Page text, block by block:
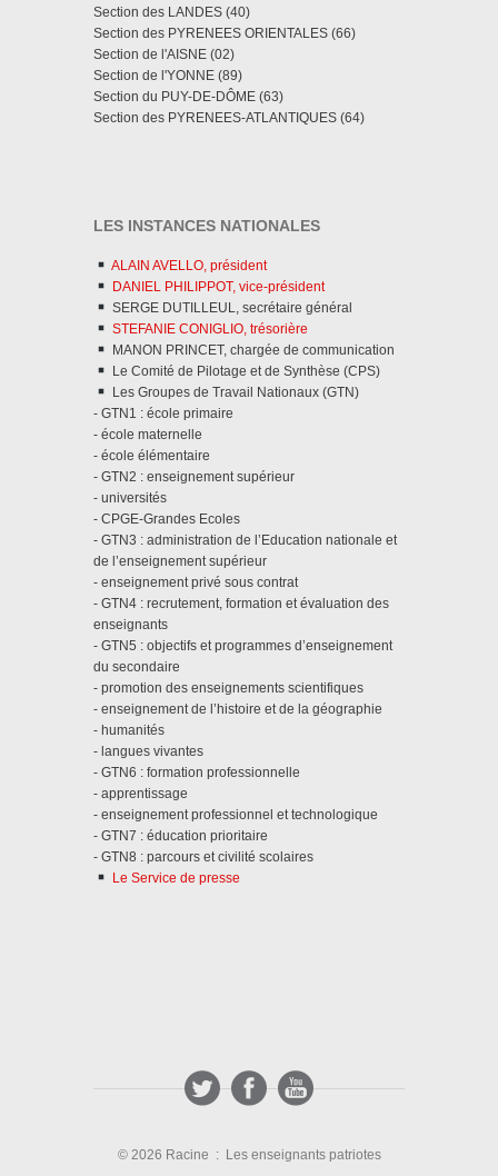
Section des LANDES (40)
Section des PYRENEES ORIENTALES (66)
Section de l'AISNE (02)
Section de l'YONNE (89)
Section du PUY-DE-DÔME (63)
Section des PYRENEES-ATLANTIQUES (64)
LES INSTANCES NATIONALES
ALAIN AVELLO, président
DANIEL PHILIPPOT, vice-président
SERGE DUTILLEUL, secrétaire général
STEFANIE CONIGLIO, trésorière
MANON PRINCET, chargée de communication
Le Comité de Pilotage et de Synthèse (CPS)
Les Groupes de Travail Nationaux (GTN)
- GTN1 : école primaire
- école maternelle
- école élémentaire
- GTN2 : enseignement supérieur
- universités
- CPGE-Grandes Ecoles
- GTN3 : administration de l’Education nationale et
de l’enseignement supérieur
- enseignement privé sous contrat
- GTN4 : recrutement, formation et évaluation des
enseignants
- GTN5 : objectifs et programmes d’enseignement
du secondaire
- promotion des enseignements scientifiques
- enseignement de l’histoire et de la géographie
- humanités
- langues vivantes
- GTN6 : formation professionnelle
- apprentissage
- enseignement professionnel et technologique
- GTN7 : éducation prioritaire
- GTN8 : parcours et civilité scolaires
Le Service de presse
© 2026 Racine : Les enseignants patriotes